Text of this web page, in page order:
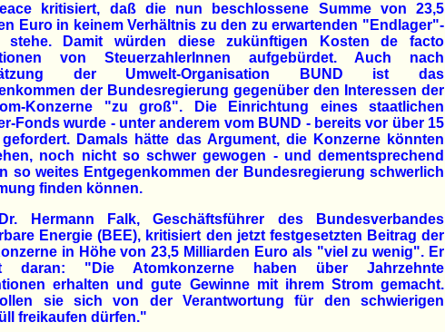
kritisiert, daß die nun beschlossene Summe von 23,5
Euro in keinem Verhältnis zu den zu erwartenden "Endlager"-
stehe. Damit würden diese zukünftigen Kosten de facto
von SteuerzahlerInnen aufgebürdet. Auch nach
der Umwelt-Organisation BUND ist das
der Bundesregierung gegenüber den Interessen der
Konzerne "zu groß". Die Einrichtung eines staatlichen
Fonds wurde - unter anderem vom BUND - bereits vor über 15
Damals hätte das Argument, die Konzerne könnten
noch nicht so schwer gewogen - und dementsprechend
so weites Entgegenkommen der Bundesregierung schwerlich
finden können.
Hermann Falk, Geschäftsführer des Bundesverbandes
Energie (BEE), kritisiert den jetzt festgesetzten Beitrag der
in Höhe von 23,5 Milliarden Euro als "viel zu wenig". Er
daran: "Die Atomkonzerne haben über Jahrzehnte
erhalten und gute Gewinne mit ihrem Strom gemacht.
sie sich von der Verantwortung für den schwierigen
freikaufen dürfen."